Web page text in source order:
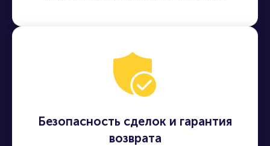
Безопасность сделок и гарантия
возврата